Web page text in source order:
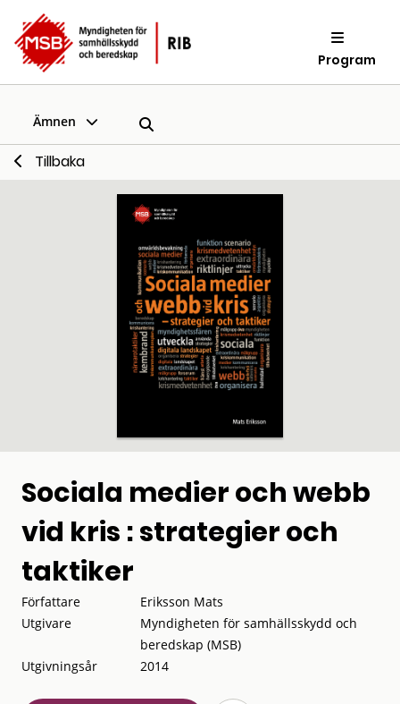
Program
Ämnen
Tillbaka
Sociala medier och webb
vid kris : strategier och
taktiker
Författare
Eriksson Mats
Utgivare
Myndigheten för samhällsskydd och
beredskap (MSB)
Utgivningsår
2014